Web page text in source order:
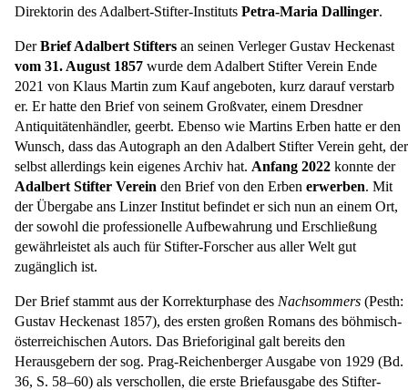
Direktorin des Adalbert-Stifter-Instituts Petra-Maria Dallinger.
DerBrief Adalbert Stifters an seinen Verleger Gustav Heckenast
vom 31. August 1857 wurde dem Adalbert Stifter Verein Ende
2021 von Klaus Martin zum Kauf angeboten, kurz darauf verstarb
er. Er hatte den Brief von seinem Großvater, einem Dresdner
Antiquitätenhändler, geerbt. Ebenso wie Martins Erben hatte er den
Wunsch, dass das Autograph an den Adalbert Stifter Verein geht, der
selbst allerdings kein eigenes Archiv hat. Anfang 2022 konnte der
Adalbert Stifter Verein den Brief von den Erben erwerben. Mit
der Übergabe ans Linzer Institut befindet er sich nun an einem Ort,
der sowohl die professionelle Aufbewahrung und Erschließung
gewährleistet als auch für Stifter-Forscher aus aller Welt gut
zugänglich ist.
Der Brief stammt aus der Korrekturphase des Nachsommers (Pesth:
Gustav Heckenast 1857), des ersten großen Romans des böhmisch-
österreichischen Autors. Das Brieforiginal galt bereits den
Herausgebern der sog. Prag-Reichenberger Ausgabe von 1929 (Bd.
36, S. 58–60) als verschollen, die erste Briefausgabe des Stifter-